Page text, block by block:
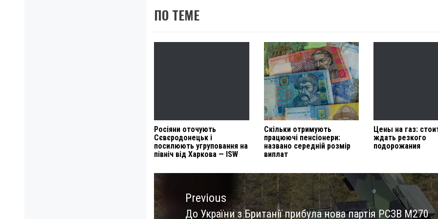
ПО ТЕМЕ
Росіяни оточують
Сєвєродонецьк і
посилюють угруповання на
північ від Харкова — ISW
Скільки отримують
працюючі пенсіонери:
названо середній розмір
виплат
Цены на газ:
ждать резкого
подорожания
Навигация
по
записямPrevious
До України з Британії прибула нова партія РСЗВ M270